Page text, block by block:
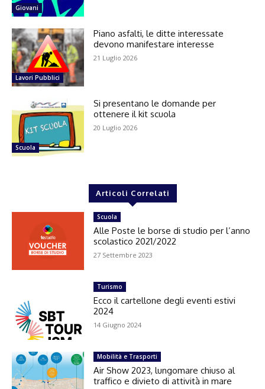
Giovani
Lavori Pubblici
Piano asfalti, le ditte interessate
devono manifestare interesse
21 Luglio 2026
Scuola
Si presentano le domande per
ottenere il kit scuola
20 Luglio 2026
Articoli Correlati
Scuola
Alle Poste le borse di studio per l’anno
scolastico 2021/2022
27 Settembre 2023
Turismo
Ecco il cartellone degli eventi estivi
2024
14 Giugno 2024
Mobilità e Trasporti
Air Show 2023, lungomare chiuso al
traffico e divieto di attività in mare